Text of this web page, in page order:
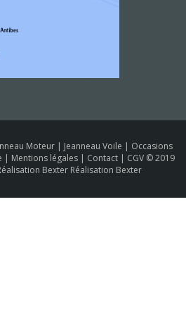
Moteur | Jeanneau Voile | Occasions
| Mentions légales | Contact | CGV © 2019
Bexter Réalisation Bexter